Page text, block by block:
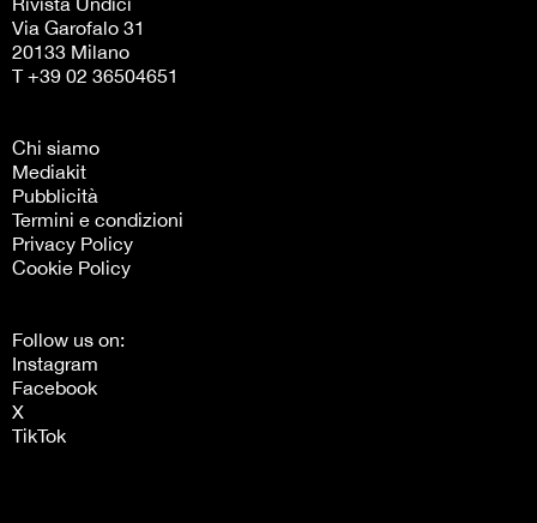
Follow us on:
Instagram
Facebook